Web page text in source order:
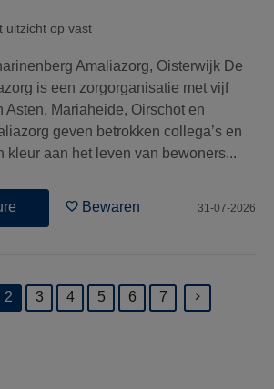
uitzicht op vast
Amaliazorg, Oisterwijk De
is een zorgorganisatie met vijf
Asten, Mariaheide, Oirschot en
geven betrokken collega’s en
kleur aan het leven van bewoners...
Bewaren 31-07-2026
2
3 4 5 6 7